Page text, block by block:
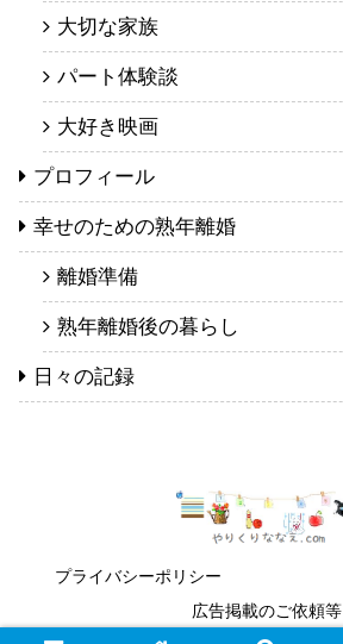
大切な家族
パート体験談
大好き映画
プロフィール
幸せのための熟年離婚
離婚準備
熟年離婚後の暮らし
日々の記録
プライバシーポリシー
広告掲載のご依頼等